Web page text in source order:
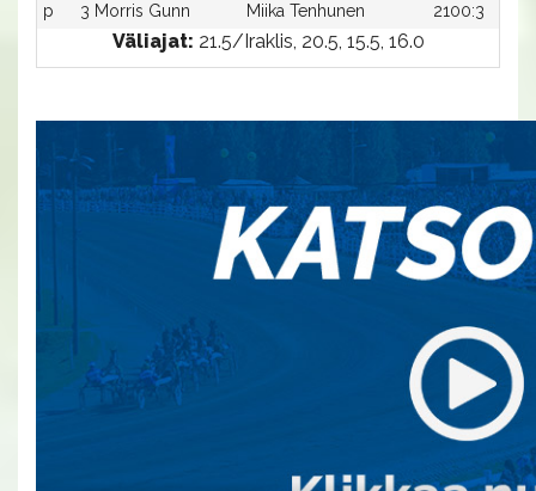
p
3 Morris Gunn Miika Tenhunen 2100:3
Väliajat: 21.5/Iraklis, 20.5, 15.5, 16.0